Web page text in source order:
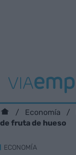
Economía
de fruta de hueso
ECONOMÍA